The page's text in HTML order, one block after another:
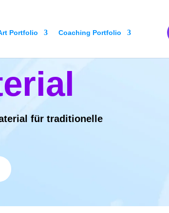
Portfolio Coaching Portfolio
für traditionelle